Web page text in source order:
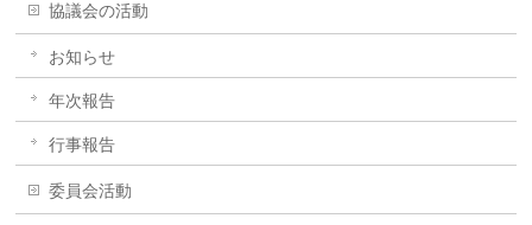
協議会の活動
お知らせ
年次報告
行事報告
委員会活動